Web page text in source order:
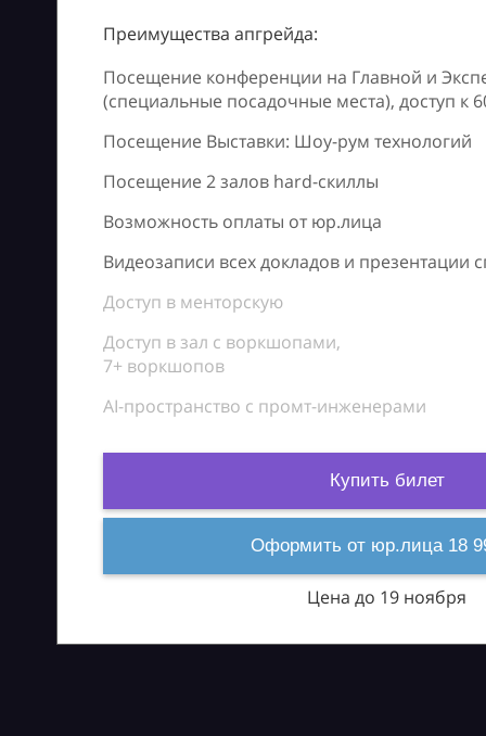
Преимущества апгрейда:
Посещение конференции на Главной и
(специальные посадочные места), доступ к
Посещение Выставки: Шоу-рум технологий
Посещение 2 залов hard-скиллы
Возможность оплаты от юр.лица
Видеозаписи всех докладов и презентации
Доступ в менторскую
Доступ в зал с воркшопами,
7+ воркшопов
AI-пространство с промт-инженерами
Купить билет
Оформить от юр.лица 18
Цена до 19 ноября